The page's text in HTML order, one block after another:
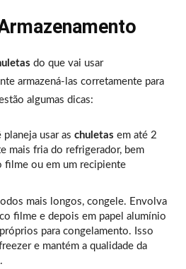
do que vai usar
armazená-las corretamente para
algumas dicas:
planeja usar as chuletas em até 2
mais fria do refrigerador, bem
filme ou em um recipiente
mais longos, congele. Envolva
filme e depois em papel alumínio
para congelamento. Isso
e mantém a qualidade da